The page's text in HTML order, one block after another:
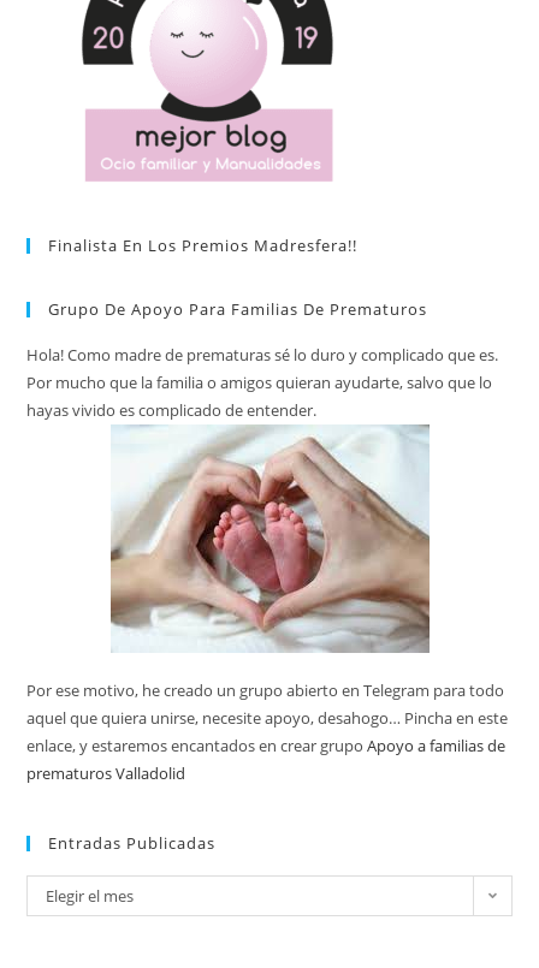
Finalista En Los Premios Madresfera!!
Grupo De Apoyo Para Familias De Prematuros
Hola! Como madre de prematuras sé lo duro y complicado que es.
Por mucho que la familia o amigos quieran ayudarte, salvo que lo
hayas vivido es complicado de entender.
Por ese motivo, he creado un grupo abierto en Telegram para todo
aquel que quiera unirse, necesite apoyo, desahogo… Pincha en este
enlace, y estaremos encantados en crear grupoApoyo a familias de
prematuros Valladolid
Entradas Publicadas
Elegir el mes